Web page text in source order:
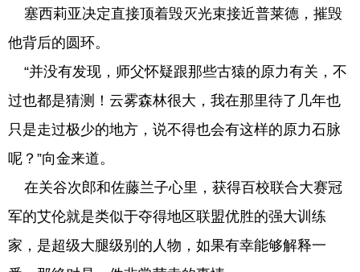
塞西莉亚决定直接顶着毁灭光束接近普莱德，摧毁
他背后的圆环。
“并没有发现，师父怀疑跟那些古猿的原力有关，不
过也都是猜测！云雾森林很大，我在那里待了几年也
只是走过极少的地方，说不得也会有这样的原力石脉
呢？”向金来道。
在关谷次郎和佐藤兰子心里，获得百校联合大赛冠
军的艾伦就是类似于夺得地区联盟优胜的强大训练
家，是超级大腿级别的人物，如果有幸能够解释一